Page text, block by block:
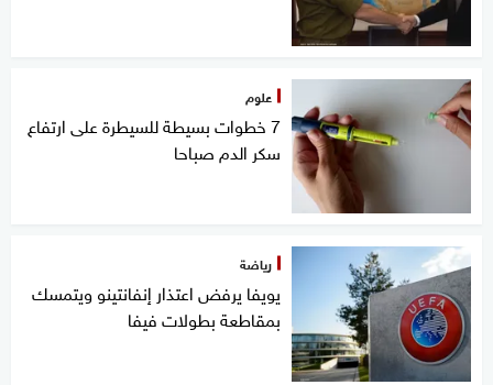
علوم
7 خطوات بسيطة للسيطرة على ارتفاع
سكر الدم صباحا
رياضة
يويفا يرفض اعتذار إنفانتينو ويتمسك
بمقاطعة بطولات فيفا